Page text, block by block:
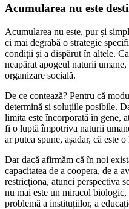
Acumularea nu este
Acumularea nu este, pur și
ci mai degrabă o strategie
condiții și a dispărut în altele.
neapărat apogeul naturii
organizare socială.
De ce contează? Pentru că
determină și soluțiile posibile.
limita este încorporată în gene,
fi o luptă împotriva naturii
ar putea spune, așadar, că este
Dar dacă afirmăm că în noi
capacitatea de a coopera, de a
restricționa, atunci perspectiva
nu mai este un miracol
problemă a instituțiilor, a